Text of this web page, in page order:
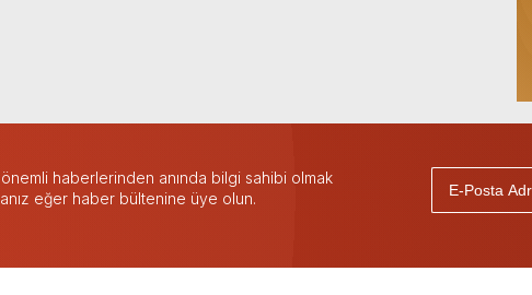
haberlerinden anında bilgi sahibi olmak
eğer haber bültenine üye olun.